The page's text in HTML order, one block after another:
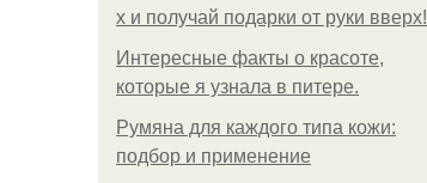
х и получай подарки от руки вверх!
Интересные факты о красоте,
которые я узнала в питере.
Румяна для каждого типа кожи:
подбор и применение